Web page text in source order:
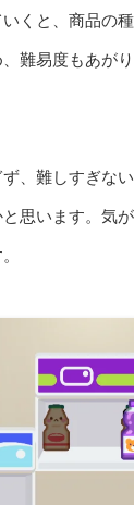
くと、商品の
難易度もあが
、難しすぎな
思います。気